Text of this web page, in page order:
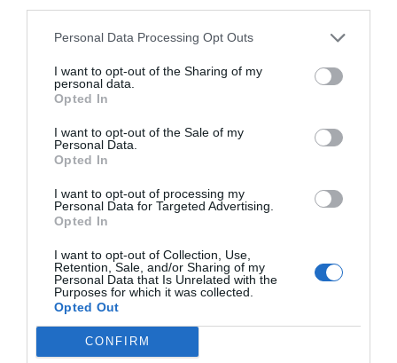
Personal Data Processing Opt Outs
I want to opt-out of the Sharing of my
personal data.
Opted In
I want to opt-out of the Sale of my
Personal Data.
Opted In
I want to opt-out of processing my
Personal Data for Targeted Advertising.
Opted In
I want to opt-out of Collection, Use,
Retention, Sale, and/or Sharing of my
Personal Data that Is Unrelated with the
Purposes for which it was collected.
Opted Out
CONFIRM
Opinión
por Eulogio López
No perdamos el norte: la emigración es
mala
Eulogio López